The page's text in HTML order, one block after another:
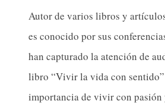
Autor de varios libros y
es conocido por sus
han capturado la atención de
libro “Vivir la vida con
importancia de vivir con